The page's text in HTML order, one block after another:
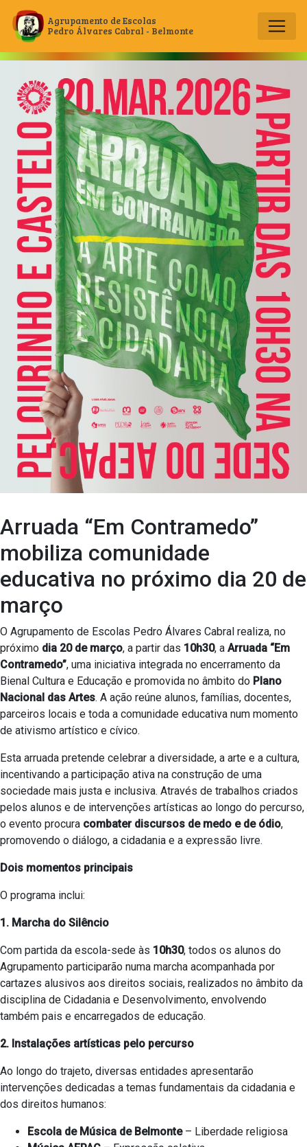
Main Navigation
Agrupamento de Escolas
Pedro Álvares Cabral - Belmonte
Arruada “Em Contramedo”
mobiliza comunidade
educativa no próximo dia 20 de
março
O Agrupamento de Escolas Pedro Álvares Cabral realiza, no
próximo dia 20 de março, a partir das 10h30, a Arruada “Em
Contramedo”, uma iniciativa integrada no encerramento da
Bienal Cultura e Educação e promovida no âmbito do Plano
Nacional das Artes. A ação reúne alunos, famílias, docentes,
parceiros locais e toda a comunidade educativa num momento
de ativismo artístico e cívico.
Esta arruada pretende celebrar a diversidade, a arte e a cultura,
incentivando a participação ativa na construção de uma
sociedade mais justa e inclusiva. Através de trabalhos criados
pelos alunos e de intervenções artísticas ao longo do percurso,
o evento procura combater discursos de medo e de ódio,
promovendo o diálogo, a cidadania e a expressão livre.
Dois momentos principais
O programa inclui:
1. Marcha do Silêncio
Com partida da escola-sede às 10h30, todos os alunos do
Agrupamento participarão numa marcha acompanhada por
cartazes alusivos aos direitos sociais, realizados no âmbito da
disciplina de Cidadania e Desenvolvimento, envolvendo
também pais e encarregados de educação.
2. Instalações artísticas pelo percurso
Ao longo do trajeto, diversas entidades apresentarão
intervenções dedicadas a temas fundamentais da cidadania e
dos direitos humanos:
Escola de Música de Belmonte– Liberdade religiosa